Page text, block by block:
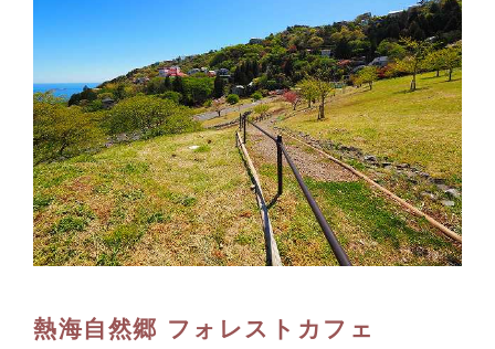
熱海自然郷 フォレストカフェ